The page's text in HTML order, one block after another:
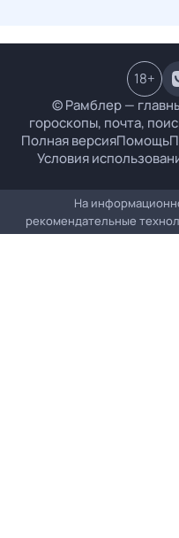
© Рамблер —
гороскопы, почта,
Полная версияПомощь
Условия
18+
На
рекомендательные